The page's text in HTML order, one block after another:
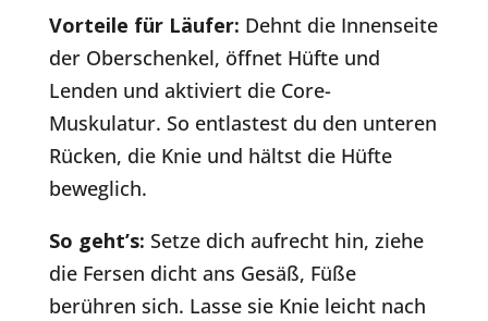
Vorteile für Läufer: Dehnt die Innenseite
der Oberschenkel, öffnet Hüfte und
Lenden und aktiviert die Core-
Muskulatur. So entlastest du den unteren
Rücken, die Knie und hältst die Hüfte
beweglich.
So geht’s: Setze dich aufrecht hin, ziehe
die Fersen dicht ans Gesäß, Füße
berühren sich. Lasse sie Knie leicht nach